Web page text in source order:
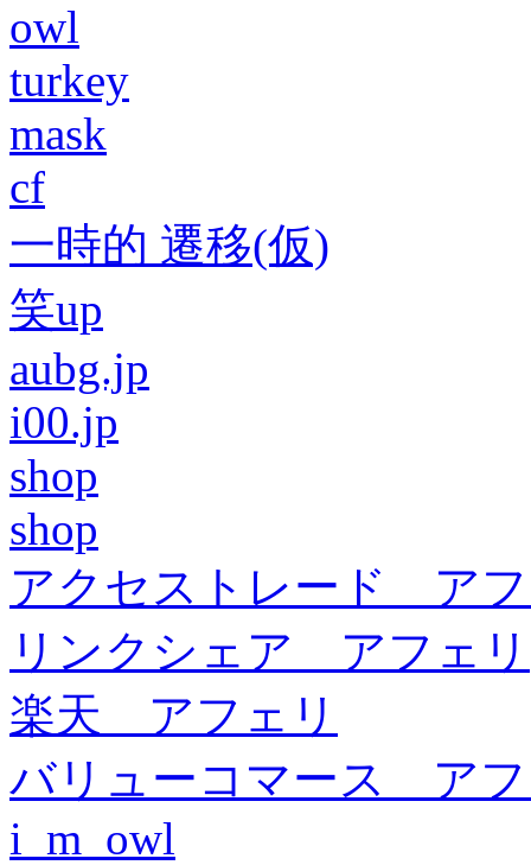
owl
turkey
mask
cf
一時的 遷移(仮)
笑up
aubg.jp
i00.jp
shop
shop
アクセストレード ア
リンクシェア アフェリ
楽天 アフェリ
バリューコマース ア
i_m_owl